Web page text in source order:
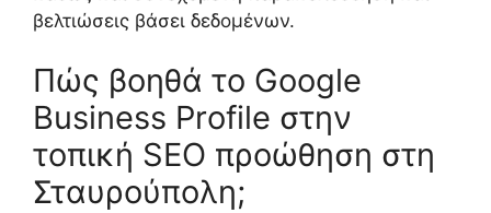
βελτιώσεις βάσει δεδομένων.
Πώς βοηθά το Google
Business Profile στην
τοπική SEO προώθηση στη
Σταυρούπολη;